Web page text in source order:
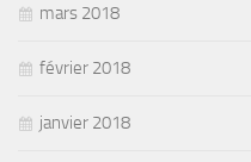
mars 2018
février 2018
janvier 2018